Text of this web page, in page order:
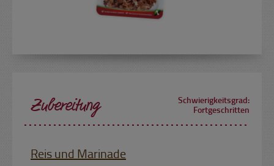
Zubereitung
Schwierigkeitsgrad:
Fortgeschritten
Reis und Marinade